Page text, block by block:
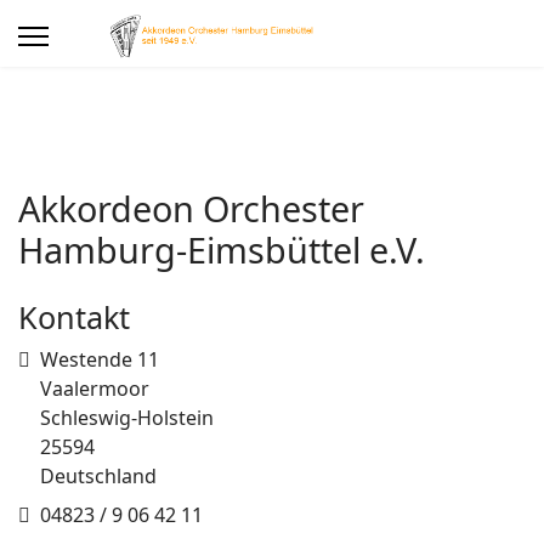
Akkordeon Orchester
Hamburg-Eimsbüttel e.V.
Kontakt
Adresse
Westende 11
Vaalermoor
Schleswig-Holstein
25594
Deutschland
Telefon
04823 / 9 06 42 11